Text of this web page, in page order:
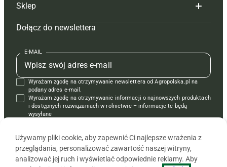
Tagi
Mapa serwisu
Kontakt
Regulamin
Polityka prywatności
Hoduj z głową świnie
Prenumerata
Redakcja
Kontakt
Reklama
Redakcja
Prenumerata
Reklama
Kontakt
Krzyżówki
Sklep
Czasopisma i prenumerata
Książki
Regulamin
Dołącz do newslettera
E-MAIL
Wyrażam zgodę na otrzymywanie newslettera od Agropolska.pl na
podany adres e-mail.
Wyrażam zgodę na otrzymywanie informacji o najnowszych produktach
i dostępnych rozwiązaniach w rolnictwie – informacje te będą
wysyłane
Używamy pliki cookie, aby zapewnić Ci najlepsze wrażenia z
przeglądania, personalizować zawartość naszej witryny,
analizować jej ruch i wyświetlać odpowiednie reklamy. Aby